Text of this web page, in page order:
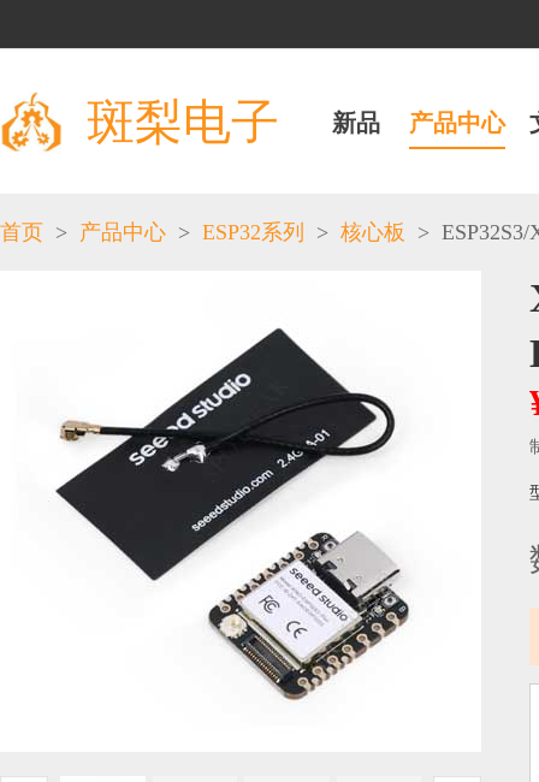
斑梨电子 新品 产品中心
首页 > 产品中心 > ESP32系列 > 核心板 > ESP32S3/